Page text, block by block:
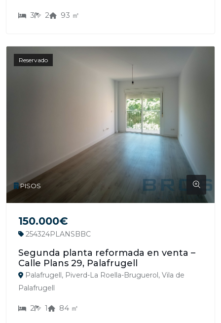
3 2 93 ㎡
Reservado
PISOS
150.000€
254324PLANSBBC
Segunda planta reformada en venta –
Calle Plans 29, Palafrugell
Palafrugell, Piverd-La Roella-Bruguerol, Vila de
Palafrugell
2 1 84 ㎡